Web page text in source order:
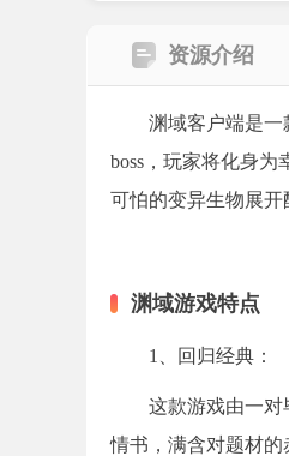
资源介绍
渊域客户端是一
boss，玩家将化身
可怕的变异生物展
渊域游戏特点
1、回归经典：
这款游戏由一
情书，满含对题材的